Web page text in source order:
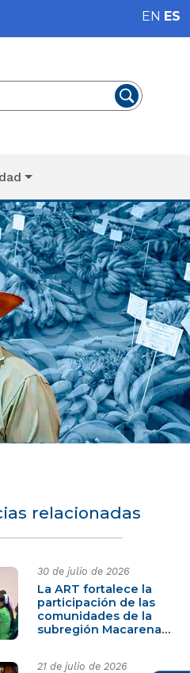
EN ES
relacionadas
30 de julio de 2026
La ART fortalece la
participación de las
comunidades de la
subregión Macarena-
21 de julio de 2026